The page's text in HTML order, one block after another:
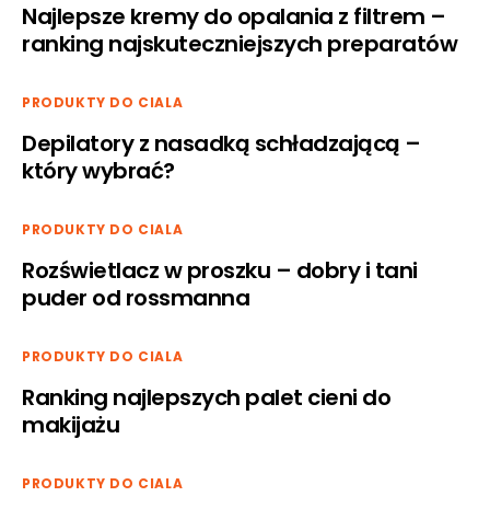
Najlepsze kremy do opalania z filtrem –
ranking najskuteczniejszych preparatów
PRODUKTY DO CIALA
Depilatory z nasadką schładzającą –
który wybrać?
PRODUKTY DO CIALA
Rozświetlacz w proszku – dobry i tani
puder od rossmanna
PRODUKTY DO CIALA
Ranking najlepszych palet cieni do
makijażu
PRODUKTY DO CIALA